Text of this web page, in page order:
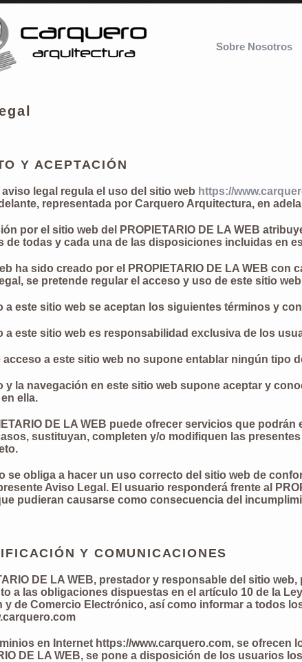
Sobre Nosotros
Y ACEPTACIÓN
aviso legal regula el uso del sitio web https://
representada por Carquero Arquitectura, en
por el sitio web del PROPIETARIO DE LA WEB
de todas y cada una de las disposiciones incluidas en
ha sido creado por el PROPIETARIO DE LA WEB
se pretende regular el acceso y uso de este sitio
a este sitio web se aceptan los siguientes términos y
a este sitio web es responsabilidad exclusiva de los
acceso a este sitio web no supone entablar ningún tipo
y la navegación en este sitio web supone aceptar y
ella.
DE LA WEB puede ofrecer servicios que
sustituyan, completen y/o modifiquen las
se obliga a hacer un uso correcto del sitio web de
Aviso Legal. El usuario responderá frente al
pudieran causarse como consecuencia del
Y COMUNICACIONES
DE LA WEB, prestador y responsable del sitio
a las obligaciones dispuestas en el artículo 10 de la
y de Comercio Electrónico, así como informar a todos
en Internet https://www.carquero.com, se ofrecen
DE LA WEB, se pone a disposición de los usuarios